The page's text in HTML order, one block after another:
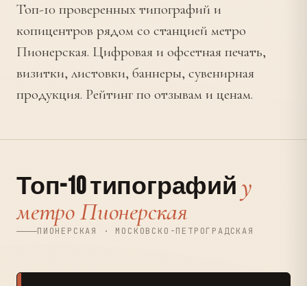
Топ-10 проверенных типографий и
копицентров рядом со станцией метро
Пионерская. Цифровая и офсетная печать,
визитки, листовки, баннеры, сувенирная
продукция. Рейтинг по отзывам и ценам.
Топ-10 типографийу
метро Пионерская
ПИОНЕРСКАЯ · МОСКОВСКО-ПЕТРОГРАДСКАЯ